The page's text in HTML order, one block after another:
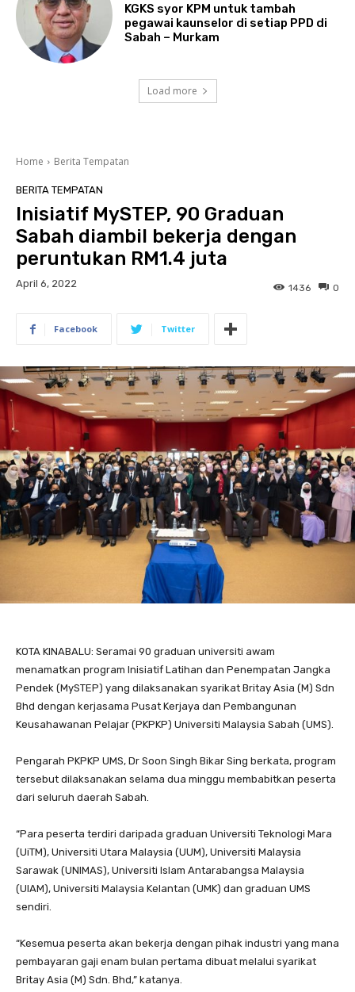
KGKS syor KPM untuk tambah
pegawai kaunselor di setiap PPD di
Sabah – Murkam
Load more